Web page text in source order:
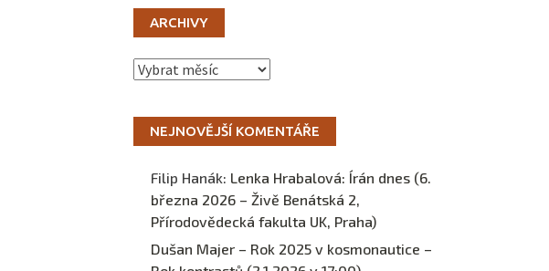
ARCHIVY
Archivy
NEJNOVĚJŠÍ KOMENTÁŘE
Filip Hanák: Lenka Hrabalová: Írán dnes (6.
března 2026 – Živě Benátská 2,
Přírodovědecká fakulta UK, Praha)
Dušan Majer – Rok 2025 v kosmonautice –